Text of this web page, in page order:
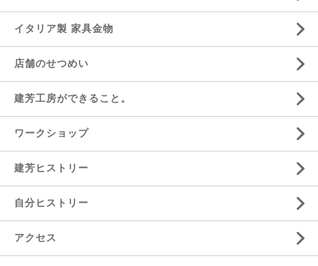
イタリア製 家具金物
店舗のせつめい
建芳工房ができること。
ワークショップ
建芳ヒストリー
自分ヒストリー
アクセス